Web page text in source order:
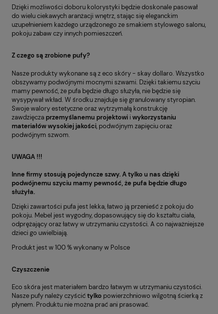
Dzięki możliwości doboru kolorystyki będzie doskonale pasował
do wielu ciekawych aranżacji wnętrz, stając się eleganckim
uzupełnieniem każdego urządzonego ze smakiem stylowego salonu,
pokoju zabaw czy innych pomieszczeń.
Z czego są zrobione pufy?
Nasze produkty wykonane są z eco skóry - skay dollaro. Wszystko
obszywamy podwójnymi mocnymi szwami. Dzięki takiemu szyciu
mamy pewność, że pufa będzie długo służyła, nie będzie się
wysypywał wkład. W środku znajduje się granulowany styropian.
Swoje walory estetyczne oraz wytrzymałą konstrukcję
zawdzięcza przemyślanemu projektowi i wykorzystaniu
materiałów wysokiej jakości, podwójnym zapięciu oraz
podwójnym szwom.
UWAGA !!!
Inne firmy stosują pojedyncze szwy. A tylko u nas dzięki
podwójnemu szyciu mamy pewność, że pufa będzie długo
służyła.
Dzięki zawartości pufa jest lekka, łatwo ją przenieść z pokoju do
pokoju. Mebel jest wygodny, dopasowujący się do kształtu ciała,
odprężający oraz łatwy w utrzymaniu czystości. A co najważniejsze
dzieci go uwielbiają.
Produkt jest w 100 % wykonany w Polsce
Czyszczenie
Eco skóra jest materiałem bardzo łatwym w utrzymaniu czystości.
Nasze pufy należy czyścićtylko powierzchniowo wilgotną ścierką z
płynem. Produktu nie można prać ani prasować.